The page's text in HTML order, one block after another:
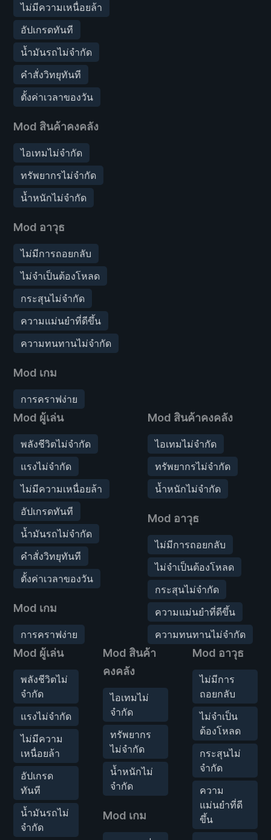
ไม่มีความเหนื่อยล้า
อัปเกรดทันที
น้ำมันรถไม่จำกัด
คำสั่งวิทยุทันที
ตั้งค่าเวลาของวัน
Mod สินค้าคงคลัง
ไอเทมไม่จำกัด
ทรัพยากรไม่จำกัด
น้ำหนักไม่จำกัด
Mod อาวุธ
ไม่มีการถอยกลับ
ไม่จำเป็นต้องโหลด
กระสุนไม่จำกัด
ความแม่นยำที่ดีขึ้น
ความทนทานไม่จำกัด
Mod เกม
การคราฟง่าย
Mod ผู้เล่น
พลังชีวิตไม่จำกัด
แรงไม่จำกัด
ไม่มีความเหนื่อยล้า
อัปเกรดทันที
น้ำมันรถไม่จำกัด
คำสั่งวิทยุทันที
ตั้งค่าเวลาของวัน
Mod เกม
การคราฟง่าย
Mod สินค้าคงคลัง
ไอเทมไม่จำกัด
ทรัพยากรไม่จำกัด
น้ำหนักไม่จำกัด
Mod อาวุธ
ไม่มีการถอยกลับ
ไม่จำเป็นต้องโหลด
กระสุนไม่จำกัด
ความแม่นยำที่ดีขึ้น
ความทนทานไม่จำกัด
Mod ผู้เล่น
พลังชีวิตไม่
จำกัด
แรงไม่จำกัด
ไม่มีความ
เหนื่อยล้า
อัปเกรด
ทันที
น้ำมันรถไม่
จำกัด
Mod สินค้า
คงคลัง
ไอเทมไม่
จำกัด
ทรัพยากร
ไม่จำกัด
น้ำหนักไม่
จำกัด
Mod เกม
Mod อาวุธ
ไม่มีการ
ถอยกลับ
ไม่จำเป็น
ต้องโหลด
กระสุนไม่
จำกัด
ความ
แม่นยำที่ดี
ขึ้น